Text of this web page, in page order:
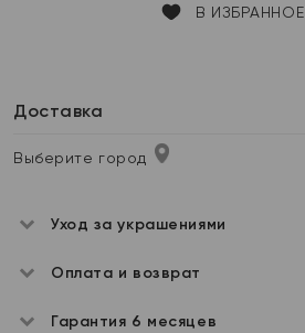
В ИЗБРАННОЕ
Доставка
Выберите город
Уход за украшениями
Оплата и возврат
Гарантия 6 месяцев